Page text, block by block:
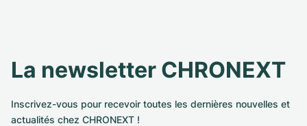
La newsletter CHRONEXT
Inscrivez-vous pour recevoir toutes les dernières nouvelles et
actualités chez CHRONEXT !